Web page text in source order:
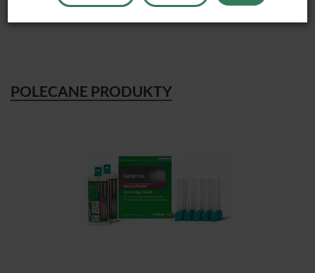
POLECANE PRODUKTY